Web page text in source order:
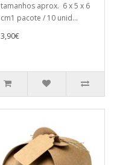
tamanhos aprox. 6 x 5 x 6
cm1 pacote / 10 unid...
3,90€